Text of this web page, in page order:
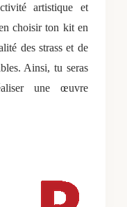
artistique et
choisir ton kit en
des strass et de
Ainsi, tu seras
une œuvre